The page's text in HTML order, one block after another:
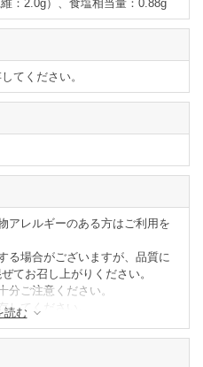
：2.0g）、食塩相当量：0.88g
てください。
アレルギーのある方はご利用を
る場合がございますが、品質に
てお召し上がりください。
分ご注意ください。
してください。
読む